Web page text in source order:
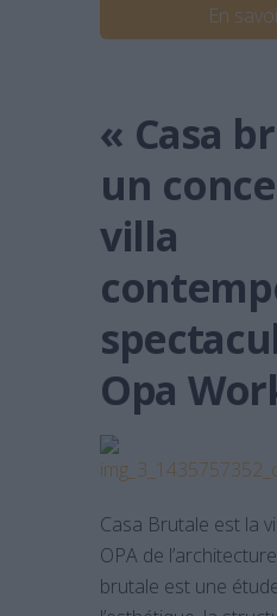
En
« Casa
un
villa
Opa
Casa Brutale est la
OPA de
brutale est une